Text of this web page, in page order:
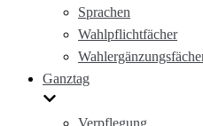
Sprachen
Wahlpflichtfächer
Ganztag
Verpflegung